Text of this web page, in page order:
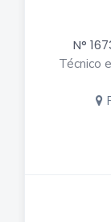
N°
Técnico